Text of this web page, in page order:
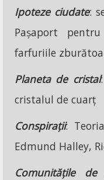
Ipoteze ciudate:
Pașaport
farfuriile
Planeta de cristal
cristalul de cuarț
Conspirații:
Edmund Halley,
Comunitățile de